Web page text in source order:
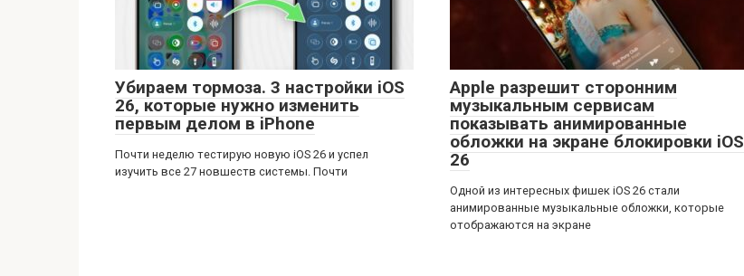
Убираем тормоза. 3 настройки iOS
26, которые нужно изменить
первым делом в iPhone
Почти неделю тестирую новую iOS 26 и успел
изучить все 27 новшеств системы. Почти
Apple разрешит сторонним
музыкальным сервисам
показывать анимированные
обложки на экране блокировки iOS
26
Одной из интересных фишек iOS 26 стали
анимированные музыкальные обложки, которые
отображаются на экране